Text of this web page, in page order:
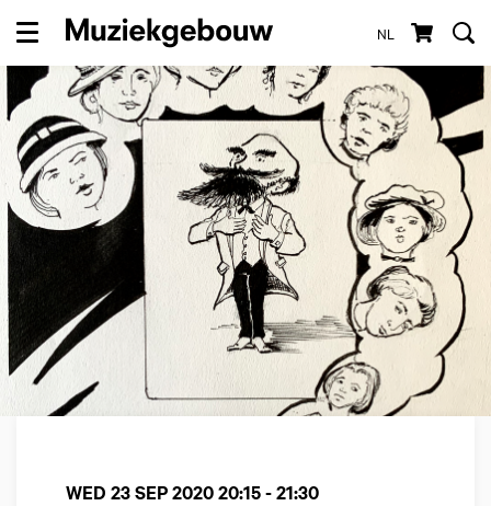
NL
Menu
WED 23 SEP 202020:15 - 21:30